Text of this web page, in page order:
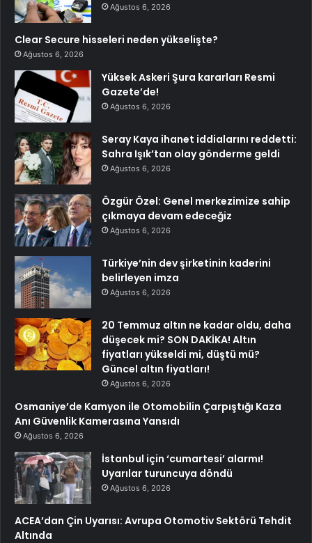
Ağustos 6, 2026
Clear Secure hisseleri neden yükselişte?
Ağustos 6, 2026
Yüksek Askeri Şura kararları Resmi
Gazete’de!
Ağustos 6, 2026
Seray Kaya ihanet iddialarını reddetti:
Sahra Işık’tan olay gönderme geldi
Ağustos 6, 2026
Özgür Özel: Genel merkezimize sahip
çıkmaya devam edeceğiz
Ağustos 6, 2026
Türkiye’nin dev şirketinin kaderini
belirleyen imza
Ağustos 6, 2026
20 Temmuz altın ne kadar oldu, daha
düşecek mi? SON DAKİKA! Altın
fiyatları yükseldi mi, düştü mü?
Güncel altın fiyatları!
Ağustos 6, 2026
Osmaniye’de Kamyon ile Otomobilin Çarpıştığı Kaza
Anı Güvenlik Kamerasına Yansıdı
Ağustos 6, 2026
İstanbul için ‘cumartesi’ alarmı!
Uyarılar turuncuya döndü
Ağustos 6, 2026
ACEA’dan Çin Uyarısı: Avrupa Otomotiv Sektörü Tehdit
Altında